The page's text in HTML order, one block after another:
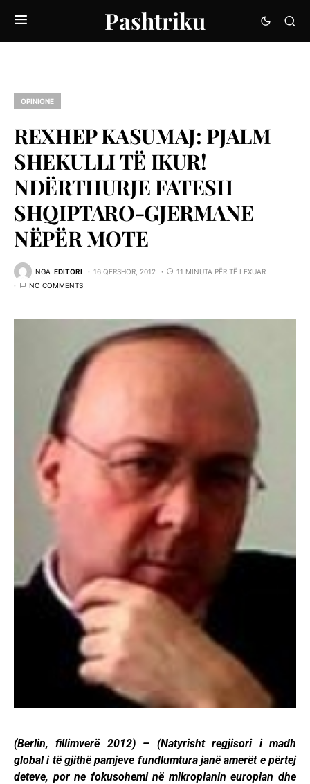
Pashtriku
OPINIONE
REXHEP KASUMAJ: PJALM
SHEKULLI TË IKUR!
NDËRTHURJE FATESH
SHQIPTARO-GJERMANE
NËPËR MOTE
NGA EDITORI 16 QERSHOR, 2012
11 MINUTA PËR TË LEXUAR
NO COMMENTS
(Berlin, fillimverë 2012) – (Natyrisht regjisori i madh
global i të gjithë pamjeve fundlumtura janë amerët e përtej
deteve, por ne fokusohemi në mikroplanin europian dhe